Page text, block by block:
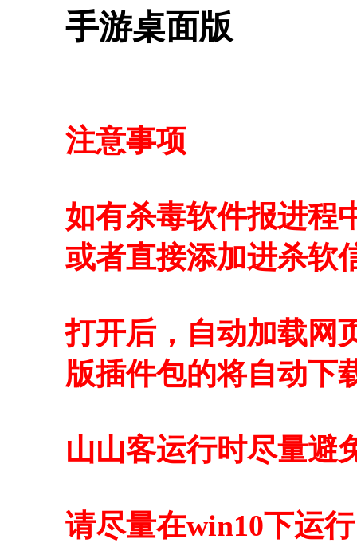
手游桌面版
注意事项
如有杀毒软件报进程
或者直接添加进杀软
打开后，自动加载网
版插件包的将自动下
山山客运行时尽量避
请尽量在win10下运